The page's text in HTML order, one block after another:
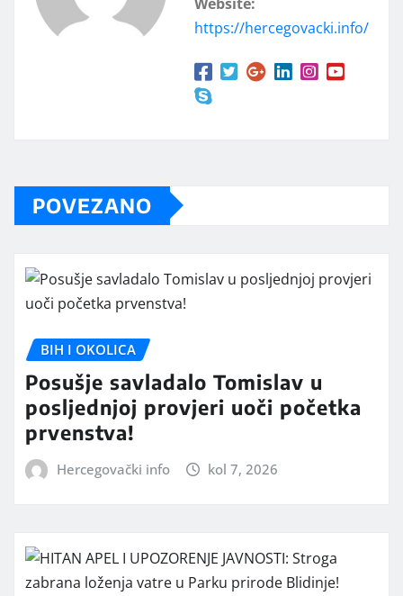
https://hercegovacki.info/
POVEZANO
BIH I OKOLICA
Posušje savladalo Tomislav u
posljednjoj provjeri uoči početka
prvenstva!
Hercegovački info kol 7, 2026